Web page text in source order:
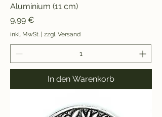
Aluminium (11 cm)
Preis
9,99 €
inkl. MwSt. | zzgl. Versand
In den Warenkorb